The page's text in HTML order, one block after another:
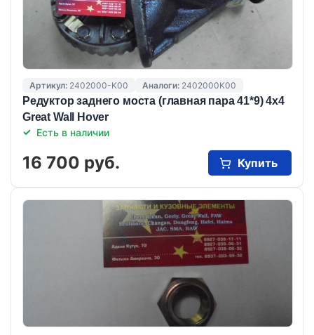
Артикул: 2402000-K00 Аналоги: 2402000K00
Редуктор заднего моста (главная пара 41*9) 4х4
Great Wall Hover
Есть в наличии
16 700 руб. Купить